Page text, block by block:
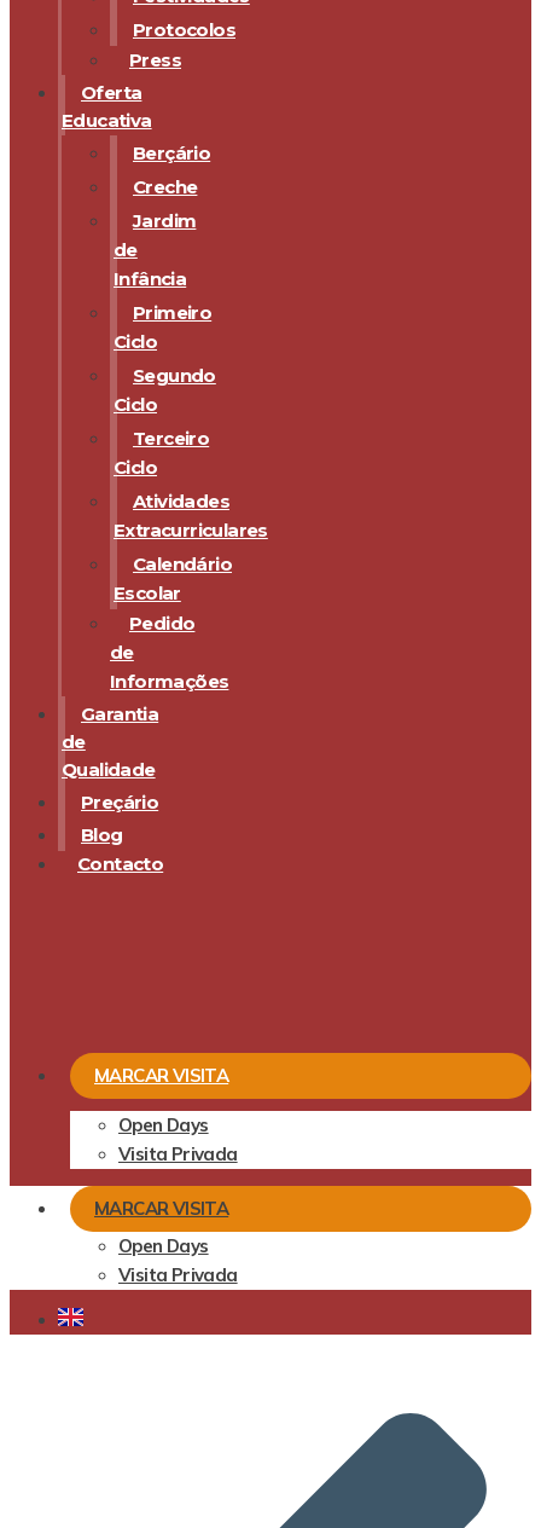
Protocolos
Press
Oferta
Educativa
Berçário
Creche
Jardim
de
Infância
Primeiro
Ciclo
Segundo
Ciclo
Terceiro
Ciclo
Atividades
Extracurriculares
Calendário
Escolar
Pedido
de
Informações
Garantia
de
Qualidade
Preçário
Blog
Contacto
MARCAR VISITA
Open Days
Visita Privada
MARCAR VISITA
Open Days
Visita Privada